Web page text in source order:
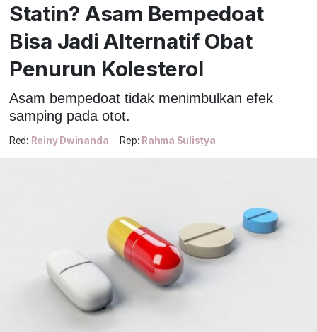
Statin? Asam Bempedoat
Bisa Jadi Alternatif Obat
Penurun Kolesterol
Asam bempedoat tidak menimbulkan efek
samping pada otot.
Red: Reiny Dwinanda Rep: Rahma Sulistya